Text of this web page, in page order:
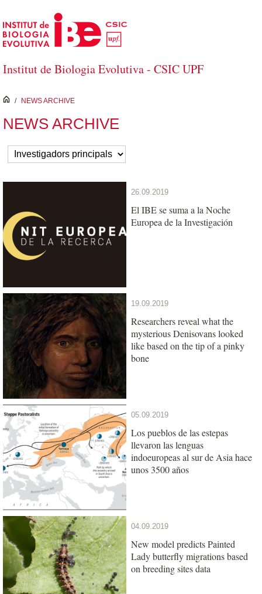
Skip to Main Content
Institut de Biologia Evolutiva - CSIC UPF
inici
/ NEWS ARCHIVE
NEWS ARCHIVE
26.09.2019
El IBE se suma a la Noche
Europea de la Investigación
19.09.2019
Researchers reveal what the
mysterious Denisovans looked
like based on the tip of a pinky
bone
05.09.2019
Los pueblos de las estepas
llevaron las lenguas
indoeuropeas al sur de Asia hace
unos 3500 años
04.09.2019
New model predicts Painted
Lady butterfly migrations based
on breeding sites data